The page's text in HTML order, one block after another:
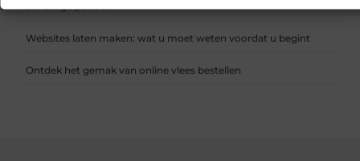
onrustige periode
Websites laten maken: wat u moet weten voordat u begint
Ontdek het gemak van online vlees bestellen